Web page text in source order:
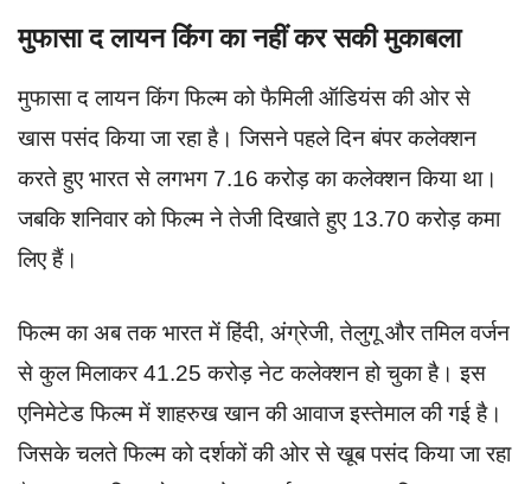
मुफासा द लायन किंग का नहीं कर सकी मुकाबला
मुफासा द लायन किंग फिल्म को फैमिली ऑडियंस की ओर से
खास पसंद किया जा रहा है। जिसने पहले दिन बंपर कलेक्शन
करते हुए भारत से लगभग 7.16 करोड़ का कलेक्शन किया था।
जबकि शनिवार को फिल्म ने तेजी दिखाते हुए 13.70 करोड़ कमा
लिए हैं।
फिल्म का अब तक भारत में हिंदी, अंग्रेजी, तेलुगू और तमिल वर्जन
से कुल मिलाकर 41.25 करोड़ नेट कलेक्शन हो चुका है। इस
एनिमेटेड फिल्म में शाहरुख खान की आवाज इस्तेमाल की गई है।
जिसके चलते फिल्म को दर्शकों की ओर से खूब पसंद किया जा रहा